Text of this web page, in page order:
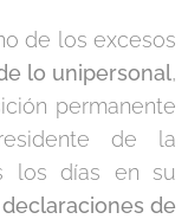
de los excesos
lo unipersonal,
permanente
de la
los días en su
de